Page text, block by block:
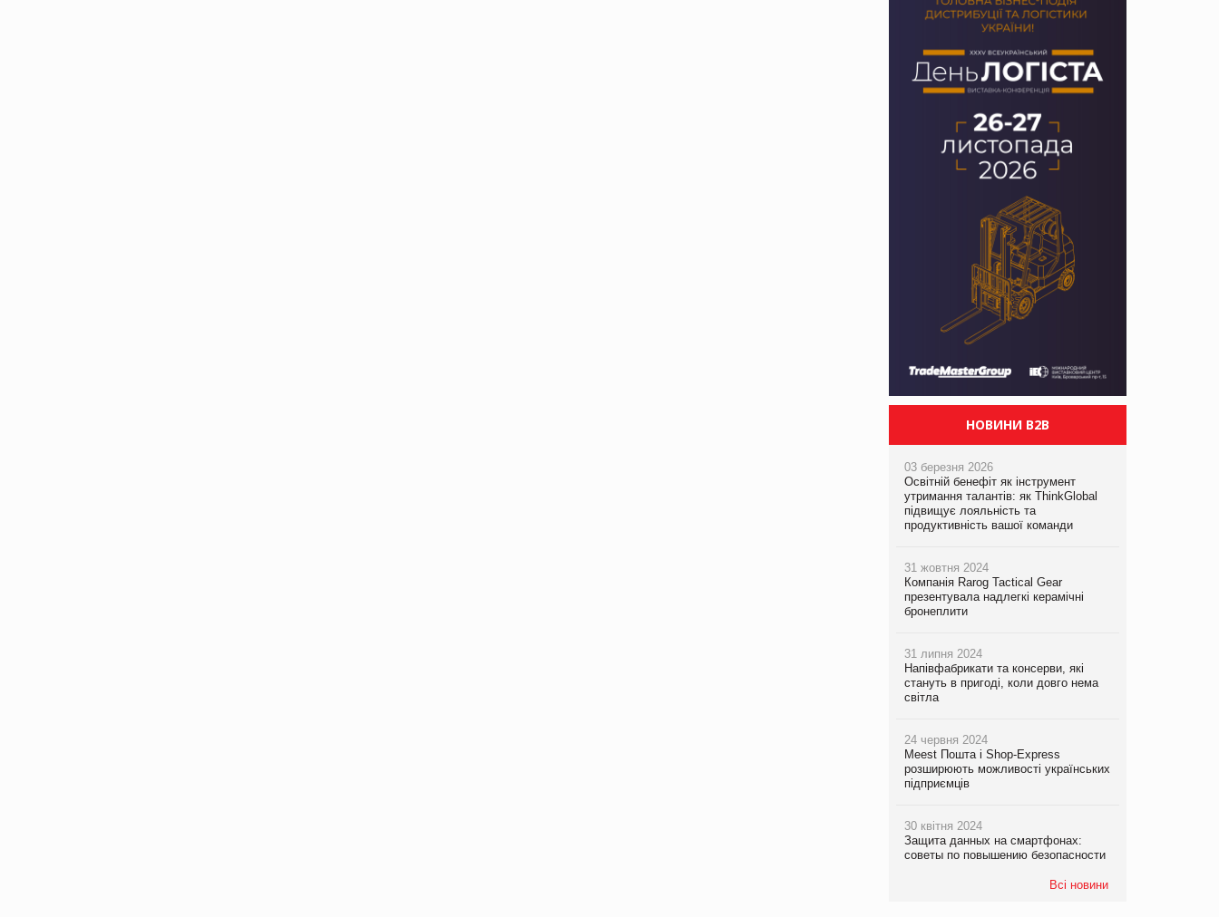
НОВИНИ B2B
03 березня 2026
Освітній бенефіт як інструмент
утримання талантів: як ThinkGlobal
підвищує лояльність та
продуктивність вашої команди
31 жовтня 2024
Компанія Rarog Tactical Gear
презентувала надлегкі керамічні
бронеплити
31 липня 2024
Напівфабрикати та консерви, які
стануть в пригоді, коли довго нема
світла
24 червня 2024
Meest Пошта і Shop-Express
розширюють можливості українських
підприємців
30 квітня 2024
Защита данных на смартфонах:
советы по повышению безопасности
Всі новини